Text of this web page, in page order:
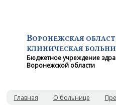
ВОРОНЕЖСКАЯ
КЛИНИЧЕСКАЯ
Бюджетное учреждение
Воронежской области
Главная О больнице